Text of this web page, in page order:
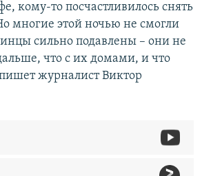
кому-то посчастливилось снять
многие этой ночью не смогли
сильно подавлены – они не
что с их домами, и что
журналист Виктор